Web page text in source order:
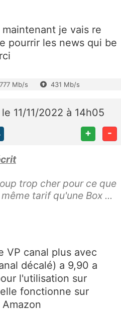
je vais re
pourrir les news qui be
777 Mb/s 431 Mb/s
le 11/11/2022 à 14h05
+ -
trop cher pour ce que
tarif qu'une Box ...
VP canal plus avec
décalé) a 9,90 a
l'utilisation sur
fonctionne sur